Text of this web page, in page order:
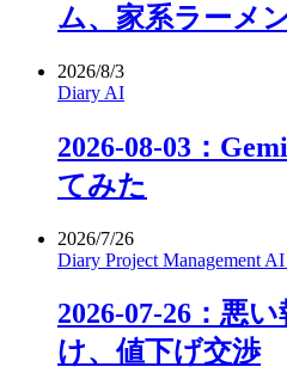
ム、家系ラーメ
2026/8/3
Diary AI
2026-08-03：
てみた
2026/7/26
Diary Project Management AI
2026-07-26：悪
け、値下げ交渉